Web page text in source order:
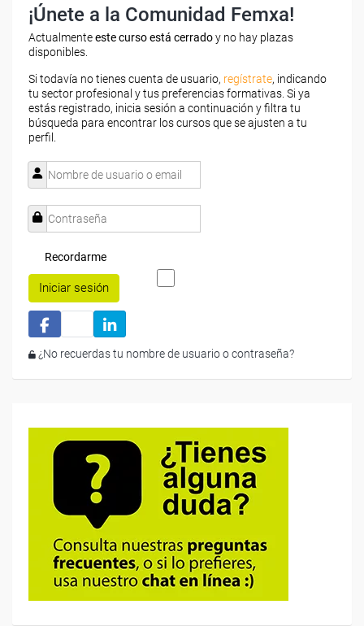
¡Únete a la Comunidad Femxa!
Actualmenteeste curso está cerradoy no hay plazas
disponibles.
Si todavía no tienes cuenta de usuario, regístrate, indicando
tu sector profesional y tus preferencias formativas. Si ya
estás registrado, inicia sesión a continuación y filtra tu
búsqueda para encontrar los cursos que se ajusten a tu
perfil.
Recordarme
Iniciar sesión
¿No recuerdas tu nombre de usuario o contraseña?